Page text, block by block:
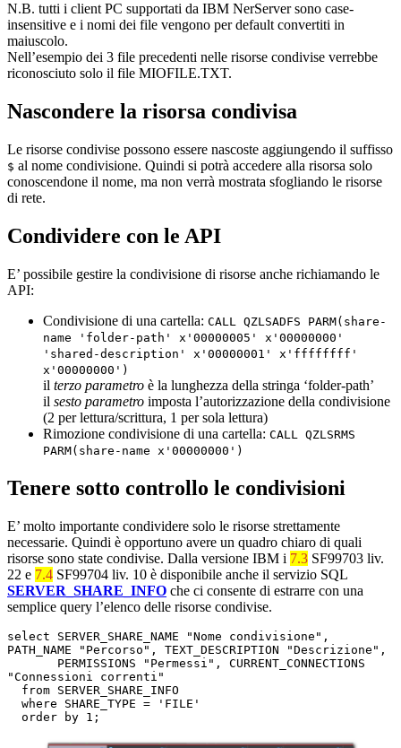
N.B. tutti i client PC supportati da IBM NerServer sono case-
insensitive e i nomi dei file vengono per default convertiti in
maiuscolo.
Nell’esempio dei 3 file precedenti nelle risorse condivise verrebbe
riconosciuto solo il file MIOFILE.TXT.
Nascondere la risorsa condivisa
Le risorse condivise possono essere nascoste aggiungendo il suffisso
$ al nome condivisione. Quindi si potrà accedere alla risorsa solo
conoscendone il nome, ma non verrà mostrata sfogliando le risorse
di rete.
Condividere con le API
E’ possibile gestire la condivisione di risorse anche richiamando le
API:
Condivisione di una cartella: CALL QZLSADFS PARM(share-
name 'folder-path' x'00000005' x'00000000'
'shared-description' x'00000001' x'ffffffff'
x'00000000')
il terzo parametro è la lunghezza della stringa ‘folder-path’
il sesto parametro imposta l’autorizzazione della condivisione
(2 per lettura/scrittura, 1 per sola lettura)
Rimozione condivisione di una cartella: CALL QZLSRMS
PARM(share-name x'00000000')
Tenere sotto controllo le condivisioni
E’ molto importante condividere solo le risorse strettamente
necessarie. Quindi è opportuno avere un quadro chiaro di quali
risorse sono state condivise. Dalla versione IBM i 7.3 SF99703 liv.
22 e 7.4 SF99704 liv. 10 è disponibile anche il servizio SQL
SERVER_SHARE_INFO che ci consente di estrarre con una
semplice query l’elenco delle risorse condivise.
select SERVER_SHARE_NAME "Nome condivisione",
PATH_NAME "Percorso", TEXT_DESCRIPTION "Descrizione",
"Connessioni correnti"
  order by 1;